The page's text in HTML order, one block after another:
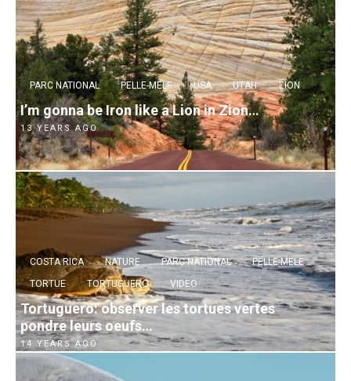
PARC NATIONAL PELLE-MELE USA UTAH ZION
I’m gonna be Iron like a Lion in Zion…
13 YEARS AGO
COSTA RICA NATURE PARC NATIONAL
PELLE-MELE
TORTUE
TORTUGUERO VIDEO
Tortuguero: observer les tortues vertes
pondre leurs oeufs…
14 YEARS AGO